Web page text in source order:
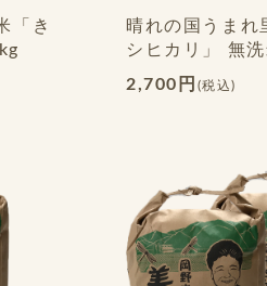
「き
晴れの国うまれ
シヒカリ」 無
2,700円 (税込)